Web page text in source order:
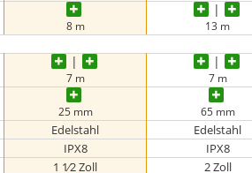
8 m 13 m
7 m 7 m
25 mm 65 mm
Edelstahl Edelstahl
IPX8 IPX8
1 1⁄2 Zoll 2 Zoll